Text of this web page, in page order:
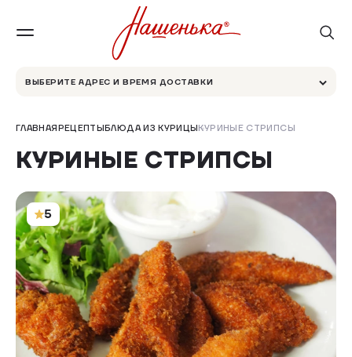
ВЫБЕРИТЕ АДРЕС И ВРЕМЯ ДОСТАВКИ
ГЛАВНАЯРЕЦЕПТЫБЛЮДА ИЗ КУРИЦЫКУРИНЫЕ СТРИПСЫ
КУРИНЫЕ СТРИПСЫ
5